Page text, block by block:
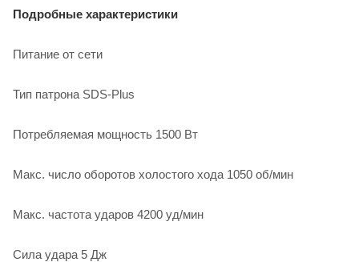
Подробные характеристики
Питание от сети
Тип патрона SDS-Plus
Потребляемая мощность 1500 Вт
Макс. число оборотов холостого хода 1050 об/мин
Макс. частота ударов 4200 уд/мин
Сила удара 5 Дж